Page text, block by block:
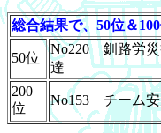
総合結果で、50位＆
50位
No220 釧路労
達
200
位
No153 チーム